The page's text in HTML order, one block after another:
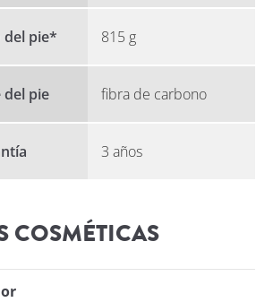
del pie* 815 g
del pie fibra de carbono
3 años
COSMÉTICAS